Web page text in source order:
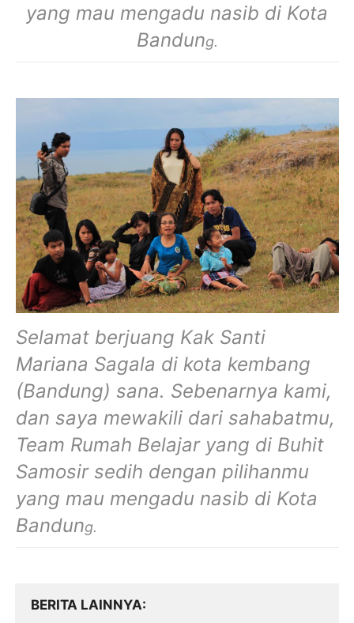
yang mau mengadu nasib di Kota
Bandung.
Selamat berjuang Kak Santi
Mariana Sagala di kota kembang
(Bandung) sana. Sebenarnya kami,
dan saya mewakili dari sahabatmu,
Team Rumah Belajar yang di Buhit
Samosir sedih dengan pilihanmu
yang mau mengadu nasib di Kota
Bandung.
BERITA LAINNYA